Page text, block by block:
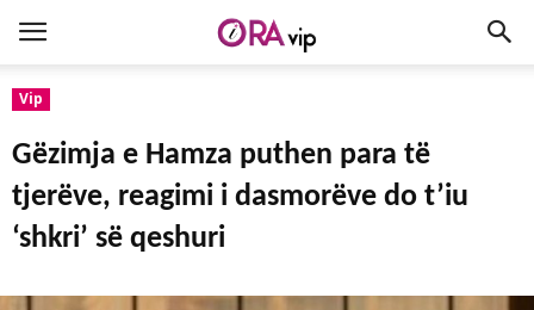
Vip
Gëzimja e Hamza puthen para të
tjerëve, reagimi i dasmorëve do t’iu
‘shkri’ së qeshuri